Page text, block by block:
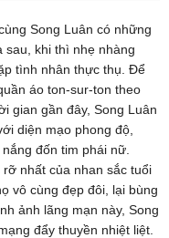
Song Luân có những
khi thì nhẹ nhàng
tình nhân thực thụ. Để
áo ton-sur-ton theo
gian gần đây, Song Luân
diện mạo phong độ,
đốn tim phái nữ.
nhất của nhan sắc tuổi
vô cùng đẹp đôi, lại bùng
ảnh lãng mạn này, Song
đẩy thuyền nhiệt liệt.